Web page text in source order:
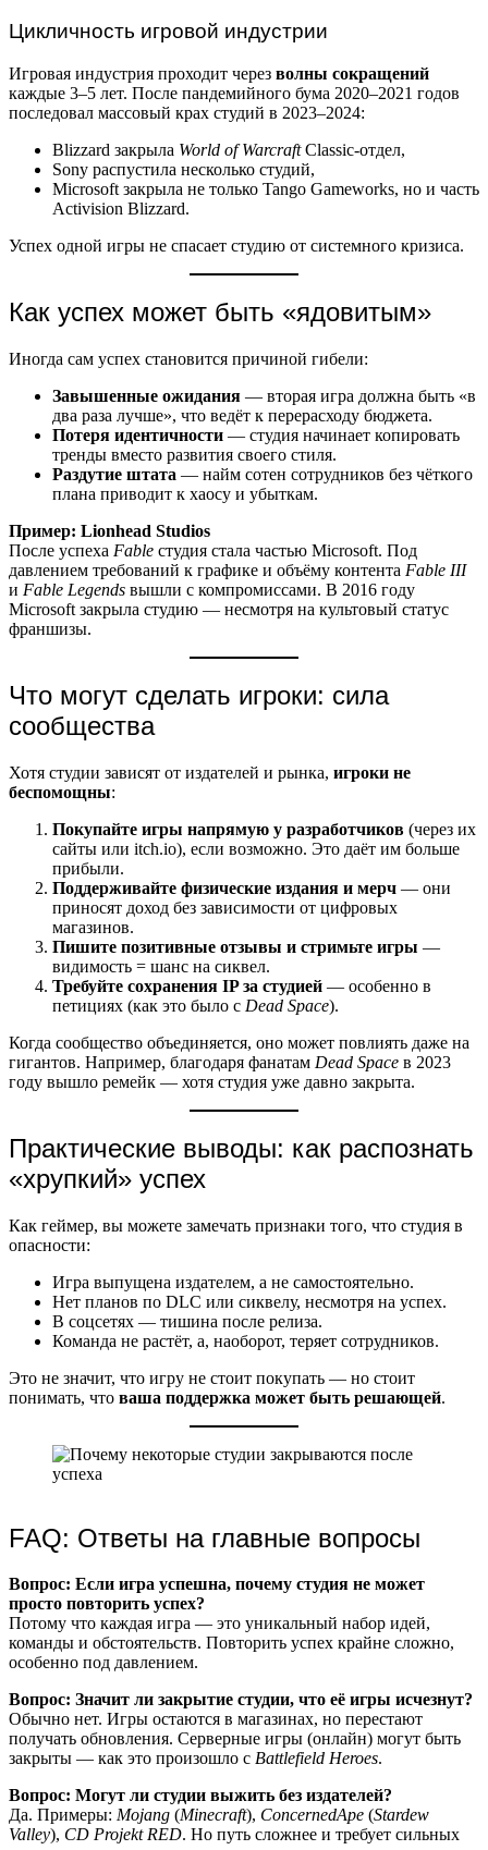
Цикличность игровой индустрии
Игровая индустрия проходит через волны сокращений
каждые 3–5 лет. После пандемийного бума 2020–2021 годов
последовал массовый крах студий в 2023–2024:
Blizzard закрыла World of WarcraftClassic-отдел,
Sony распустила несколько студий,
Microsoft закрыла не только Tango Gameworks, но и часть
Activision Blizzard.
Успех одной игры не спасает студию от системного кризиса.
Как успех может быть «ядовитым»
Иногда сам успех становится причиной гибели:
Завышенные ожидания — вторая игра должна быть «в
два раза лучше», что ведёт к перерасходу бюджета.
Потеря идентичности — студия начинает копировать
тренды вместо развития своего стиля.
Раздутие штата — найм сотен сотрудников без чёткого
плана приводит к хаосу и убыткам.
Пример: Lionhead Studios
После успеха Fable студия стала частью Microsoft. Под
давлением требований к графике и объёму контента Fable III
и Fable Legends вышли с компромиссами. В 2016 году
Microsoft закрыла студию — несмотря на культовый статус
франшизы.
Что могут сделать игроки: сила
сообщества
Хотя студии зависят от издателей и рынка, игроки не
беспомощны:
Покупайте игры напрямую у разработчиков (через их
сайты или itch.io), если возможно. Это даёт им больше
прибыли.
Поддерживайте физические издания и мерч — они
приносят доход без зависимости от цифровых
магазинов.
Пишите позитивные отзывы и стримьте игры —
видимость = шанс на сиквел.
Требуйте сохранения IP за студией — особенно в
петициях (как это было с Dead Space).
Когда сообщество объединяется, оно может повлиять даже на
гигантов. Например, благодаря фанатам Dead Space в 2023
году вышло ремейк — хотя студия уже давно закрыта.
Практические выводы: как распознать
«хрупкий» успех
Как геймер, вы можете замечать признаки того, что студия в
опасности:
Игра выпущена издателем, а не самостоятельно.
Нет планов по DLC или сиквелу, несмотря на успех.
В соцсетях — тишина после релиза.
Команда не растёт, а, наоборот, теряет сотрудников.
Это не значит, что игру не стоит покупать — но стоит
понимать, что ваша поддержка может быть решающей.
FAQ: Ответы на главные вопросы
Вопрос: Если игра успешна, почему студия не может
просто повторить успех?
Потому что каждая игра — это уникальный набор идей,
команды и обстоятельств. Повторить успех крайне сложно,
особенно под давлением.
Вопрос: Значит ли закрытие студии, что её игры исчезнут?
Обычно нет. Игры остаются в магазинах, но перестают
получать обновления. Серверные игры (онлайн) могут быть
закрыты — как это произошло с Battlefield Heroes.
Вопрос: Могут ли студии выжить без издателей?
Да. Примеры: Mojang (Minecraft), ConcernedApe (Stardew
Valley), CD Projekt RED. Но путь сложнее и требует сильных